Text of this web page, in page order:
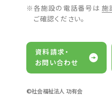
各施設の電話番号は施
ご確認ください。
資料請求・
お問い合わせ
©社会福祉法人 功有会